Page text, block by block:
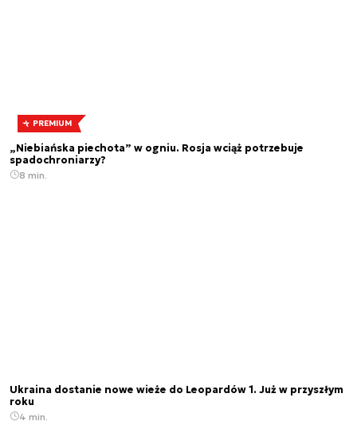
PREMIUM
„Niebiańska piechota” w ogniu. Rosja wciąż potrzebuje
spadochroniarzy?
8 min.
Ukraina dostanie nowe wieże do Leopardów 1. Już w przyszłym
roku
4 min.